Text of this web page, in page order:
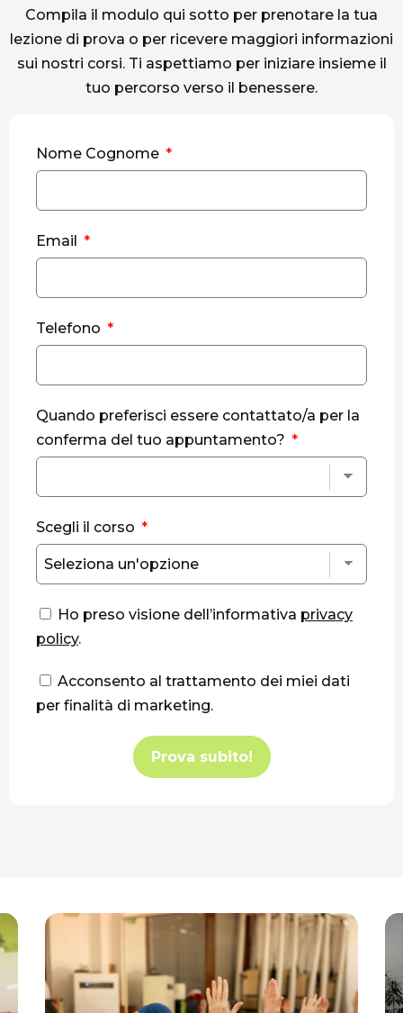
Compila il modulo qui sotto per prenotare la tua
lezione di prova o per ricevere maggiori informazioni
sui nostri corsi. Ti aspettiamo per iniziare insieme il
tuo percorso verso il benessere.
Nome Cognome
Email
Telefono
Quando preferisci essere contattato/a per la
conferma del tuo appuntamento?
Scegli il corso
Ho preso visione dell’informativa privacy
policy.
Acconsento al trattamento dei miei dati
per finalità di marketing.
Prova subito!